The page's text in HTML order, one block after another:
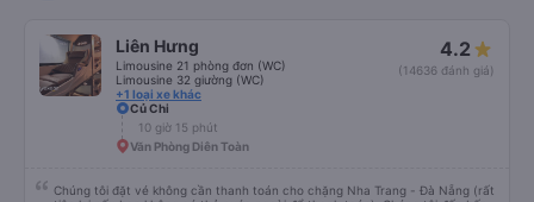
Liên Hưng
Limousine 21 phòng đơn (WC)
Limousine 32 giường (WC)
+1 loại xe khác
4.2
(14636 đánh giá)
Củ Chi
10 giờ 15 phút
Văn Phòng Diên Toàn
Chúng tôi đặt vé không cần thanh toán cho chặng Nha Trang - Đà Nẵng (rất